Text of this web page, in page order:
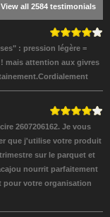
View all 2584 testimonials
: pression légère =
mais attention aux givres
2607206162. Je vous
que j'utilise votre produit
sur le parquet et
nourrit parfaitement
pour votre organisation